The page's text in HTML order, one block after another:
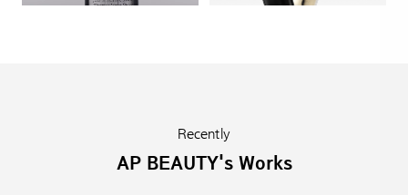
Recently
AP BEAUTY's Works